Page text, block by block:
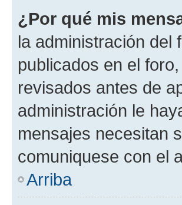
¿Por qué mis
la administración del
publicados en el
revisados antes de
administración le
mensajes necesitan
comuniquese con el
Arriba